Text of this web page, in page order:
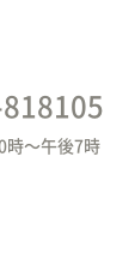
時〜午後7時